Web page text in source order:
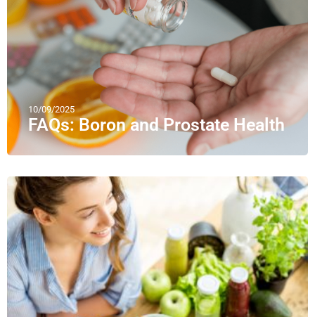
10/09/2025
FAQs: Boron and Prostate Health